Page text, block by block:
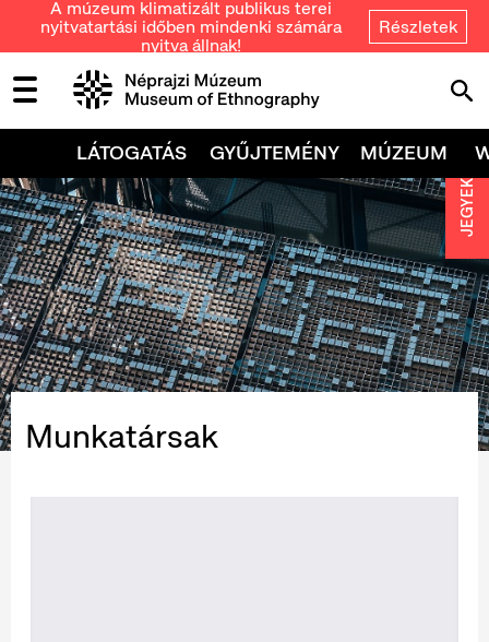
A múzeum klimatizált publikus terei
nyitvatartási időben mindenki számára
nyitva állnak!
Részletek
LÁTOGATÁS GYŰJTEMÉNY MÚZEUM
Munkatársak
JEGYEK